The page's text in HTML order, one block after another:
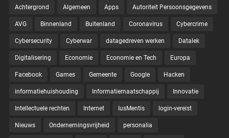
Achtergrond Algemeen Apps Autoriteit Persoonsgegevens
AVG Binnenland Buitenland Coronavirus Cybercrime
Cybersecurity Cyberwar datagedreven werken Datalek
Digitalisering Economie Economie en Tech Europa
Facebook Games Gemeente Google Hacken
informatiehuishouding Informatiemaatschappij Innovatie
Intellectuele rechten Internet IusMentis login-vereist
Nieuws Ondernemingsvrijheid personalia